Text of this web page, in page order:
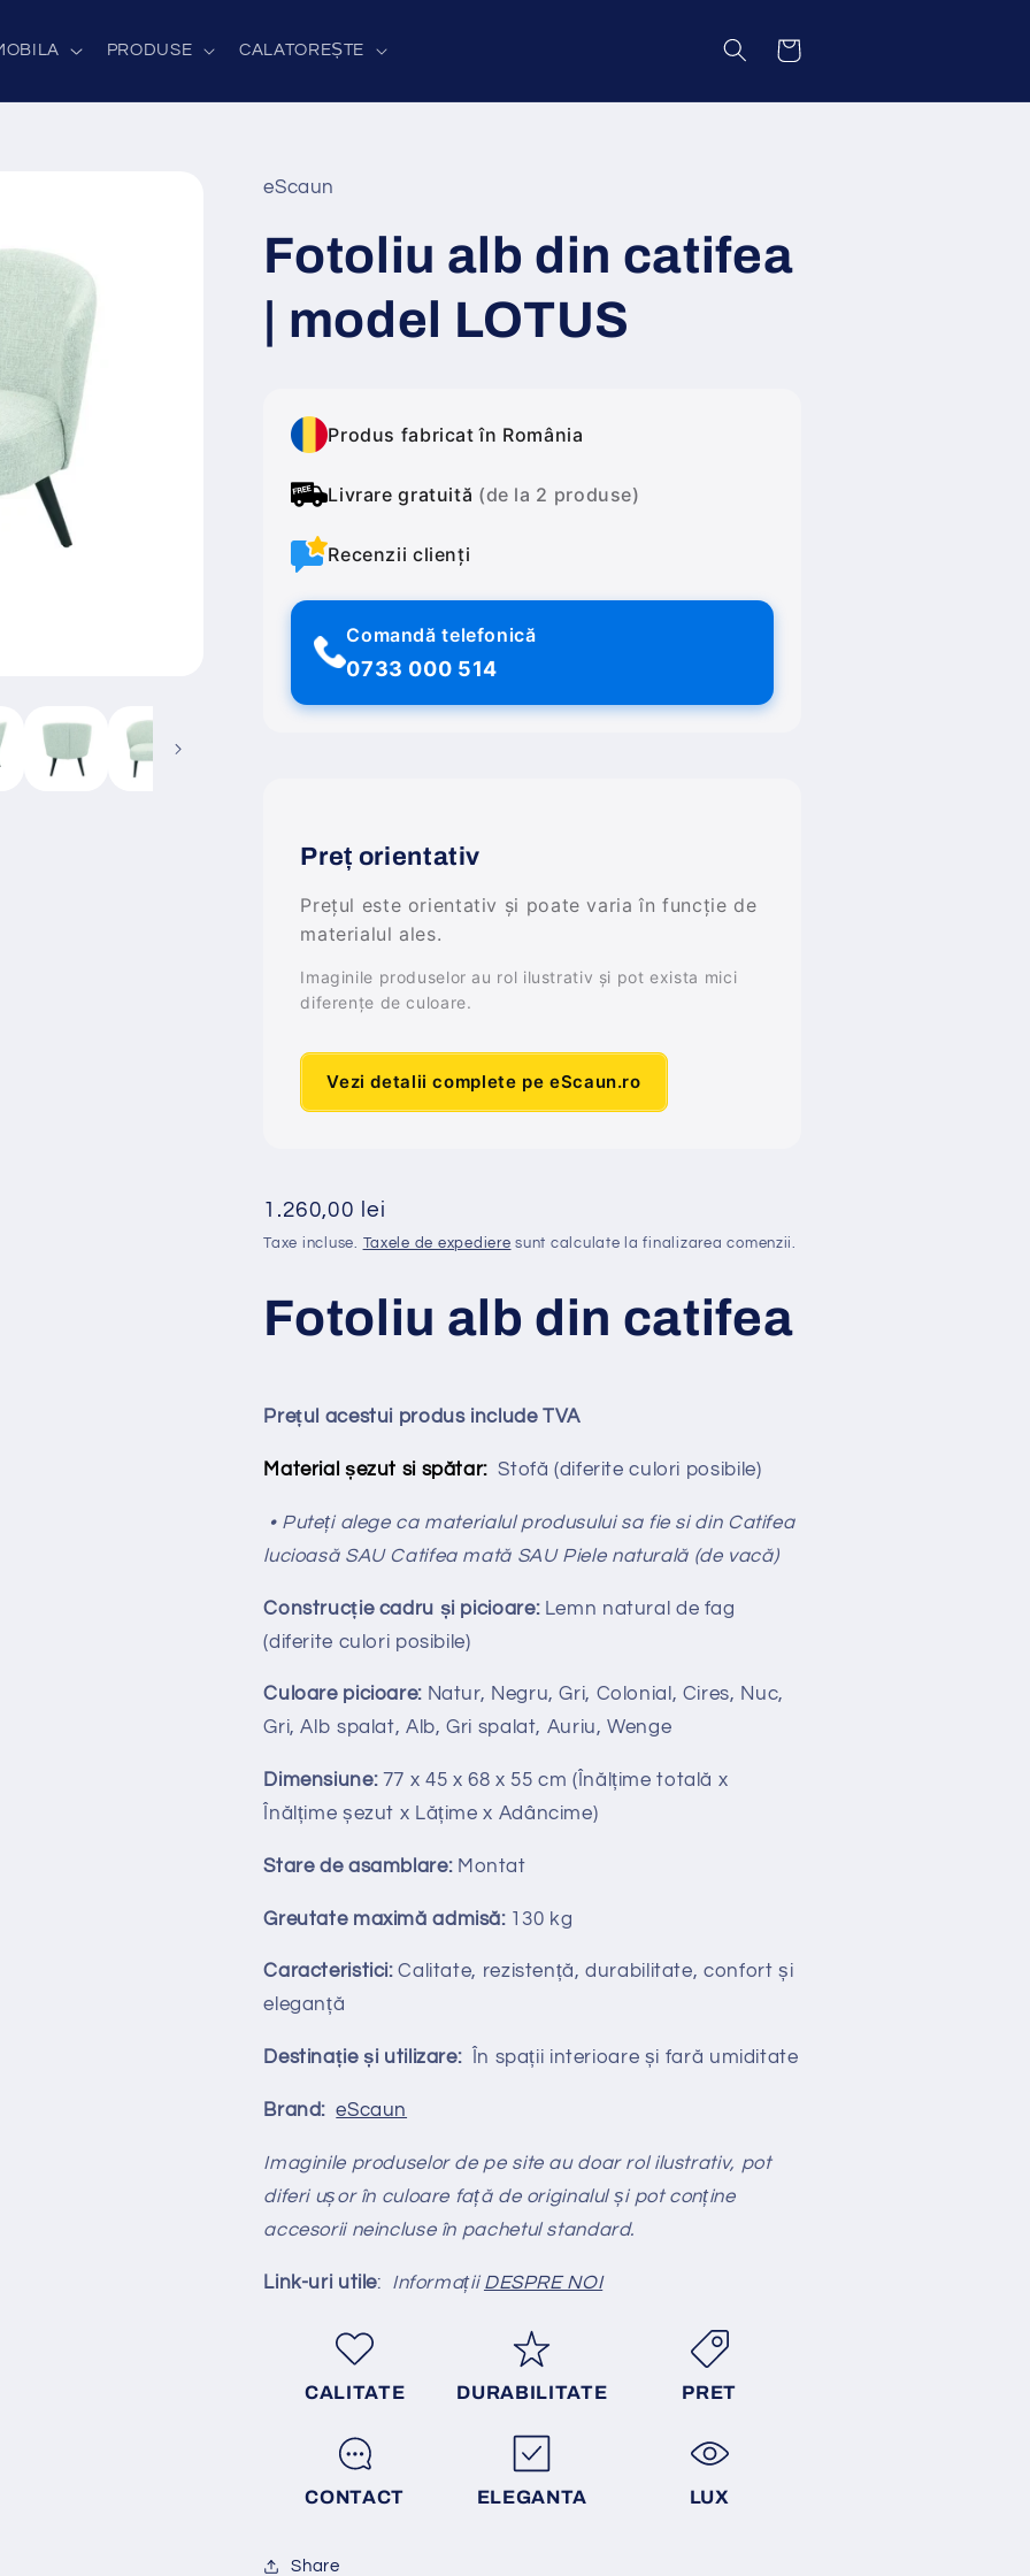
PRODUSE CALATOREȘTE Coș
eScaun
Fotoliu alb din catifea
| model LOTUS
Produs fabricat în România
Livrare gratuită (de la 2 produse)
Recenzii clienți
Comandă telefonică
0733 000 514
Preț orientativ
Prețul este orientativ și poate varia în funcție de
materialul ales.
Imaginile produselor au rol ilustrativ și pot exista mici
diferențe de culoare.
Vezi detalii complete pe eScaun.ro
Preț
obișnuit
1.260,00 lei
Taxe incluse. Taxele de expediere sunt calculate la finalizarea comenzii.
Fotoliu alb din catifea
Prețul acestui produs include TVA
Material șezut si spătar: Stofă (diferite culori posibile)
• Puteți alege ca materialul produsului sa fie si din Catifea
lucioasă SAU Catifea mată SAU Piele naturală (de vacă)
Construcție cadru și picioare:Lemn natural de fag
(diferite culori posibile)
Culoare picioare:Natur, Negru, Gri, Colonial, Cires, Nuc,
Gri, Alb spalat, Alb, Gri spalat, Auriu, Wenge
Dimensiune:77 x 45 x 68 x 55 cm (Înălțime totală x
Înălțime șezut x Lățime x Adâncime)
Stare de asamblare: Montat
Greutate maximă admisă: 130 kg
Caracteristici:Calitate, rezistență, durabilitate, confort și
eleganță
Destinație și utilizare:În spații interioare și fară umiditate
Brand:eScaun
Imaginile produselor de pe site au doar rol ilustrativ, pot
diferi ușor în culoare față de originalul și pot conține
accesorii neincluse în pachetul standard.
Link-uri utile: Informații DESPRE NOI
CALITATE DURABILITATE PRET
CONTACT ELEGANTA LUX
Share